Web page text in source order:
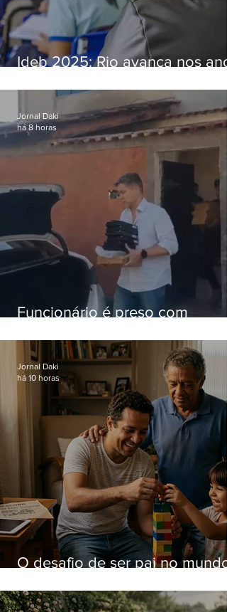
Ideb 2025: Rio avança nos
nacional
Funcionário é preso com
Hospital do Andaraí
Jornal Daki
há 8 horas
O desafio de ser pai no mundo
Jornal Daki
há 10 horas